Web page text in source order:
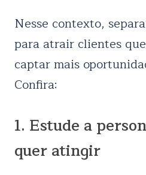
Nesse contexto,
para atrair clientes
captar mais
Confira:
1. Estude a
quer atingir